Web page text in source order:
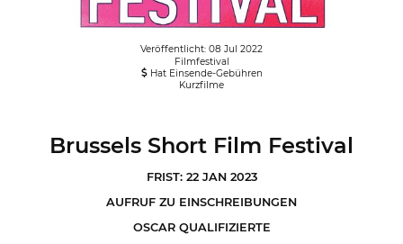
Veröffentlicht: 08 Jul 2022
Filmfestival
Hat Einsende-Gebühren
Kurzfilme
Brussels Short Film Festival
FRIST: 22 JAN 2023
AUFRUF ZU EINSCHREIBUNGEN
OSCAR QUALIFIZIERTE